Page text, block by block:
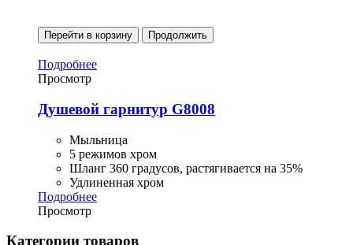
Перейти в корзину Продолжить
Подробнее
Просмотр
Душевой гарнитур G8008
Мыльница
5 режимов хром
Шланг 360 градусов, растягивается на 35%
Удлиненная хром
Подробнее
Просмотр
Категории товаров